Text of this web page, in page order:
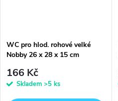
WC pro hlod. rohové velké
Nobby 26 x 28 x 15 cm
166 Kč
Skladem >5 ks